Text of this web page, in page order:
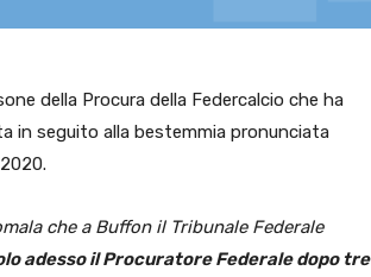
della Procura della Federcalcio che ha
in seguito alla bestemmia pronunciata
che a Buffon il Tribunale Federale
adesso il Procuratore Federale dopo tre